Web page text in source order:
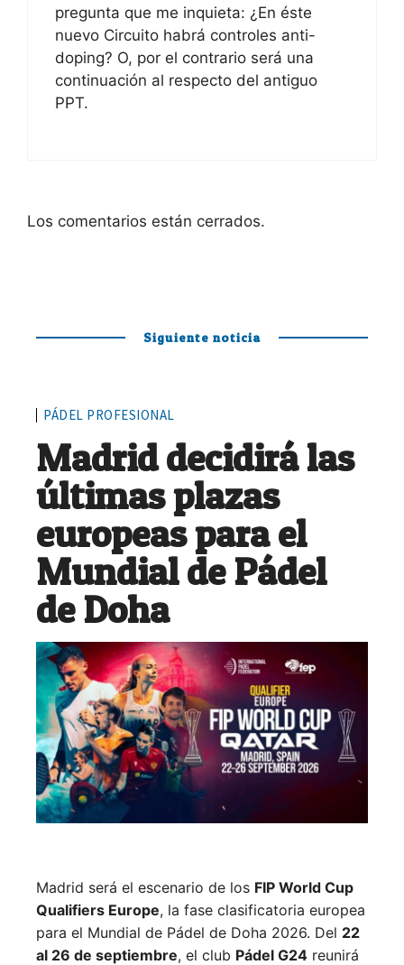
pregunta que me inquieta: ¿En éste
nuevo Circuito habrá controles anti-
doping? O, por el contrario será una
continuación al respecto del antiguo
PPT.
Los comentarios están cerrados.
Siguiente noticia
PÁDEL PROFESIONAL
Madrid decidirá las
últimas plazas
europeas para el
Mundial de Pádel
de Doha
Madrid será el escenario de los FIP World Cup
Qualifiers Europe, la fase clasificatoria europea
para el Mundial de Pádel de Doha 2026. Del 22
al 26 de septiembre, el club Pádel G24 reunirá